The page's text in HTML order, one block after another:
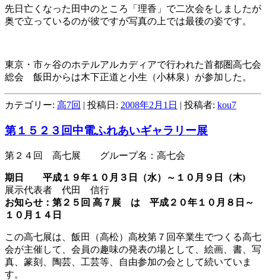
先日亡くなった田中のところ「理香」で二次会をしましたが
奥で立っているのが彼ですが写真の上では最後の姿です。
東京・市ヶ谷のホテルアルカディアで行われた首都圏高七会
総会 飯田からは木下正道と小生（小林泉）が参加した。
カテゴリー: 高7回 | 投稿日: 2008年2月1日 | 投稿者: kou7
第１５２３回中電ふれあいギャラリー展
第２４回 高七展 グループ名：高七会
期日 平成１９年１０月３日（水）～１０月９日（木)
展示代表者 代田 信行
お知らせ：第２５回 高７展 は 平成２０年１０月８日～
１０月１４日
この高七展は、飯田（高松）高校第７回卒業生でつくる高七
会が主催して、会員の趣味の発表の場として、絵画、書、写
真、篆刻、陶芸、工芸等、自由参加の会として続いていま
す。